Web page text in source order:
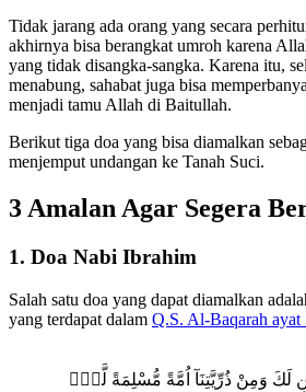
Tidak jarang ada orang yang secara
akhirnya bisa berangkat umroh karena
yang tidak disangka-sangka. Karena itu,
menabung, sahabat juga bisa
menjadi tamu Allah di Baitullah.
Berikut tiga doa yang bisa diamalkan
menjemput undangan ke Tanah Suci.
3 Amalan Agar Segera
1. Doa Nabi Ibrahim
Salah satu doa yang dapat diamalkan
yang terdapat dalam Q.S. Al-Baqarah ayat
لَكَ وَمِنْ ذُرِّيَّتِنَآ اُمَّةً مُّسْلِمَةً لَّكَۖ